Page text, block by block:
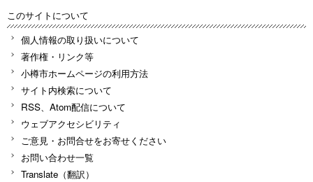
このサイトについて
個人情報の取り扱いについて
著作権・リンク等
小樽市ホームページの利用方法
サイト内検索について
RSS、Atom配信について
ウェブアクセシビリティ
ご意見・お問合せをお寄せください
お問い合わせ一覧
Translate（翻訳）